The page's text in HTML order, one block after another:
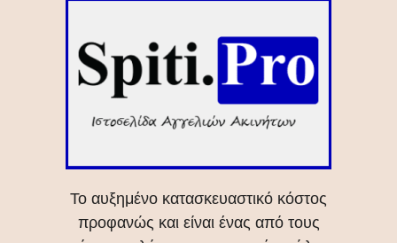
Το αυξημένο κατασκευαστικό κόστος
προφανώς και είναι ένας από τους